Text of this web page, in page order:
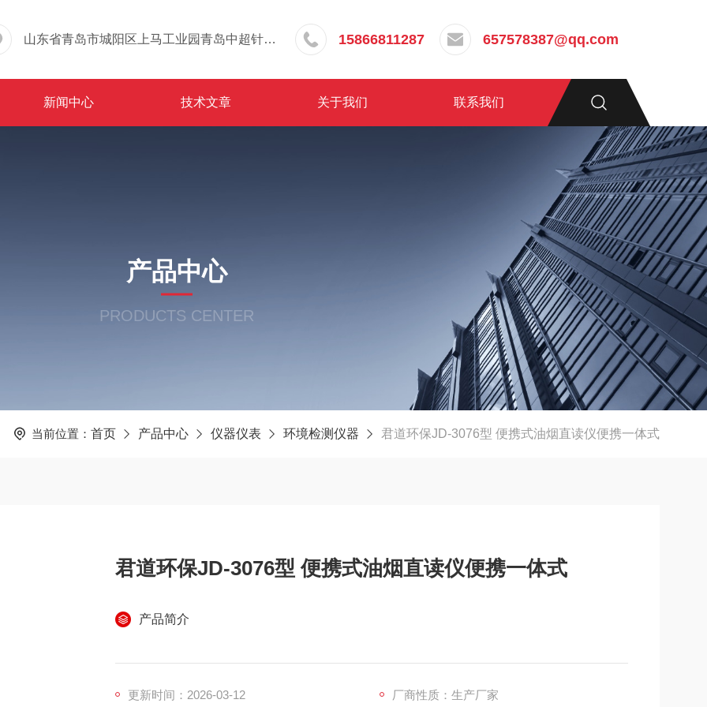
山东省青岛市城阳区上马工业园青岛中超针织有限公司院内东办公楼三层 15866811287 657578387@qq.com
新闻中心 技术文章 关于我们 联系我们
产品中心
PRODUCTS CENTER
当前位置： 首页 产品中心 仪器仪表 环境检测仪器 君道环保JD-3076型 便携式油烟直读仪便携一体式
君道环保JD-3076型 便携式油烟直读仪便携一体式
产品简介
更新时间：2026-03-12 厂商性质：生产厂家